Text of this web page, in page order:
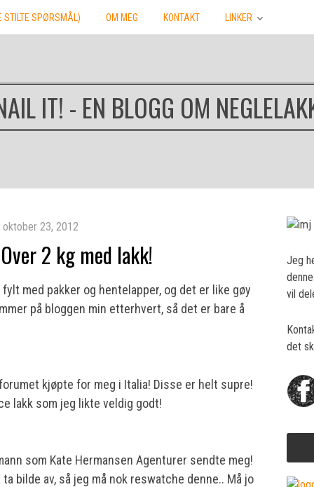
STILTE SPØRSMÅL) OM MEG KONTAKT LINKER
IT! - EN BLOGG OM
oktober 23, 2012
2 kg med lakk!
med pakker og hentelapper, og det er like gøy
på bloggen min etterhvert, så det er bare å
kjøpte for meg i Italia! Disse er helt supre!
lakk som jeg likte veldig godt!
som Kate Hermansen Agenturer sendte meg!
bilde av, så jeg må nok reswatche denne.. Må jo
Jeg
vil
det